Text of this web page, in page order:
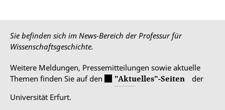
Sie befinden sich im News-Bereich der Professur für
Wissenschaftsgeschichte.
Weitere Meldungen, Pressemitteilungen sowie aktuelle
Themen finden Sie auf den
"Aktuelles"-Seiten
der
Universität Erfurt.